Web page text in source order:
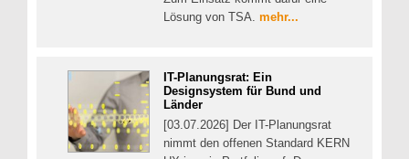
Lösung von TSA. mehr...
IT-Planungsrat: Ein
Designsystem für Bund und
Länder
[03.07.2026] Der IT-Planungsrat
nimmt den offenen Standard KERN